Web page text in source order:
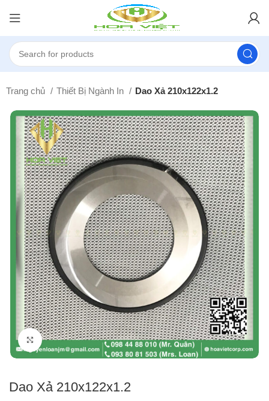
Trang chủ Thiết Bị Ngành In Dao Xả 210x122x1.2
Click to enlarge
Dao Xả 210x122x1.2